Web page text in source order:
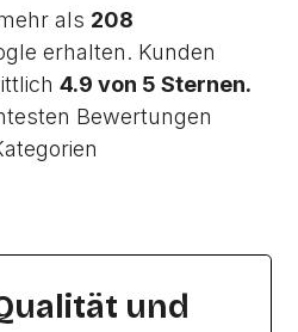
als 208
erhalten. Kunden
4.9 von 5 Sternen.
Bewertungen
und